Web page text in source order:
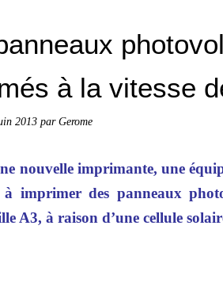
à la vitesse
2013 par Gerome
nouvelle imprimante, une
à imprimer des panneaux
A3, à raison d’une cellule